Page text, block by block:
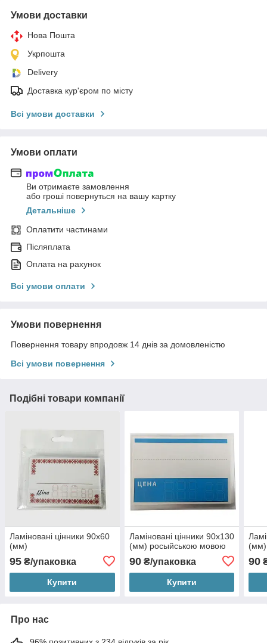
Умови доставки
Нова Пошта
Укрпошта
Delivery
Доставка кур'єром по місту
Всі умови доставки
Умови оплати
Ви отримаєте замовлення
або гроші повернуться на вашу картку
Детальніше
Оплатити частинами
Післяплата
Оплата на рахунок
Всі умови оплати
Умови повернення
Повернення товару впродовж 14 днів за домовленістю
Всі умови повернення
Подібні товари компанії
Ламіновані цінники 90х60
(мм)
95 ₴/упаковка
Купити
Ламіновані цінники 90х130
(мм) росыйською мовою
90₴/упаковка
Купити
(мм)
90
Про нас